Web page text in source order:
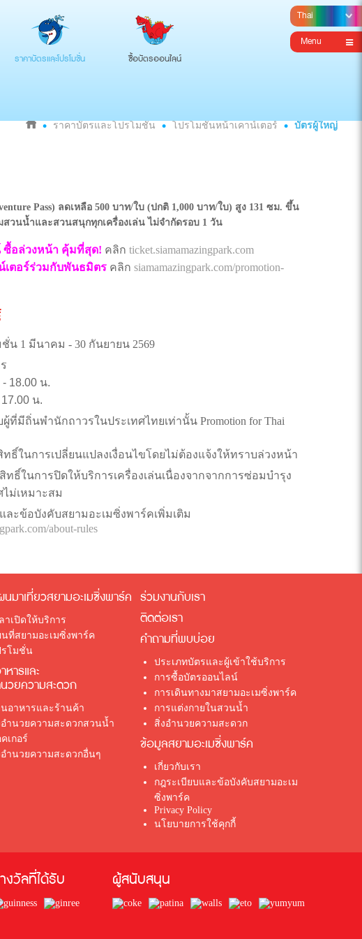
ราคาบัตรและโปรโมชั่น ซื้อบัตรออนไลน์
Menu
ราคาบัตรและโปรโมชั่น โปรโมชั่นหน้าเคาน์เตอร์ บัตรผู้ใหญ่
Pass) ลดเหลือ 500 บาท/ใบ (ปกติ 1,000 บาท/ใบ) สูง 131 ซม. ขึ้น
วนน้ำและสวนสนุกทุกเครื่องเล่น ไม่จำกัดรอบ 1 วัน
อล่วงหน้า คุ้มที่สุด! คลิก ticket.siamamazingpark.com
เตอร์ร่วมกับพันธมิตรคลิก siamamazingpark.com/promotion-
ชั่น 1 มีนาคม - 30 กันยายน 2569
18.00 น.
น.
ที่มีถิ่นพำนักถาวรในประเทศไทยเท่านั้น Promotion for Thai
ธิ์ในการเปลี่ยนแปลงเงื่อนไขโดยไม่ต้องแจ้งให้ทราบล่วงหน้า
ธิ์ในการปิดให้บริการเครื่องเล่นเนื่องจากจากการซ่อมบำรุง
ม่เหมาะสม
ละข้อบังคับสยามอะเมซิ่งพาร์คเพิ่มเติม
about-rules
นมาเที่ยวสยามอะเมซิ่งพาร์ค
าเปิดให้บริการ
นที่สยามอะเมซิ่งพาร์ค
รโมชั่น
หารและ
วยความสะดวก
นอาหารและร้านค้า
อำนวยความสะดวกสวนน้ำ
เกอร์
อำนวยความสะดวกอื่นๆ
ร่วมงานกับเรา
ติดต่อเรา
คำถามที่พบบ่อย
ประเภทบัตรและผู้เข้าใช้บริการ
การซื้อบัตรออนไลน์
การเดินทางมาสยามอะเมซิ่งพาร์ค
การแต่งกายในสวนน้ำ
สิ่งอำนวยความสะดวก
ข้อมูลสยามอะเมซิ่งพาร์ค
เกี่ยวกับเรา
กฎระเบียบและข้อบังคับสยามอะเม
ซิ่งพาร์ค
Privacy Policy
นโยบายการใช้คุกกี้
งวัลที่ได้รับ ผู้สนับสนุน